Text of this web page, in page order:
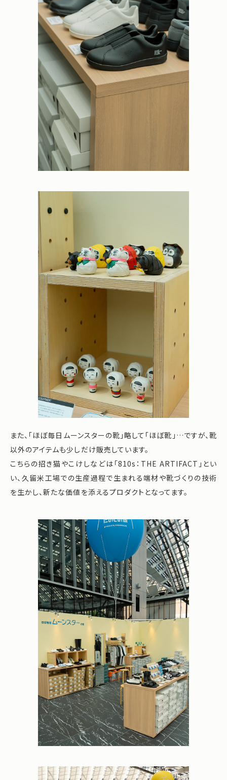
また、「ほぼ毎日ムーンスターの靴」略して「ほぼ靴」…ですが、靴
以外のアイテムも少しだけ販売しています。
こちらの招き猫やこけしなどは「810s：THE ARTIFACT」とい
い、久留米工場での生産過程で生まれる端材や靴づくりの技術
を生かし、新たな価値を添えるプロダクトとなってます。